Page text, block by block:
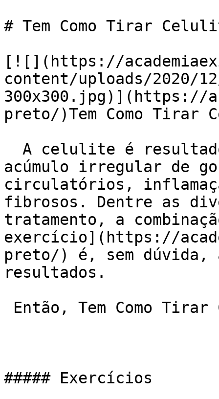
# Tem Como Tirar
[![](https://
content/uploads/2020/
300x300.jpg)](https://
preto/)Tem Como Tirar
acúmulo irregular de
circulatórios,
fibrosos. Dentre as
tratamento, a
exercício](https://
preto/) é, sem dúvida,
resultados.
##### Exercícios